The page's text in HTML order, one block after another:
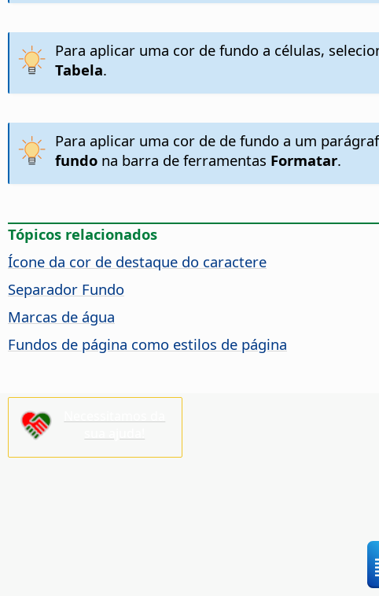
Para aplicar uma cor de fundo a células,
Tabela.
Para aplicar uma cor de de fundo a um
fundona barra de ferramentas Formatar.
Tópicos relacionados
Ícone da cor de destaque do caractere
Separador Fundo
Marcas de água
Fundos de página como estilos de página